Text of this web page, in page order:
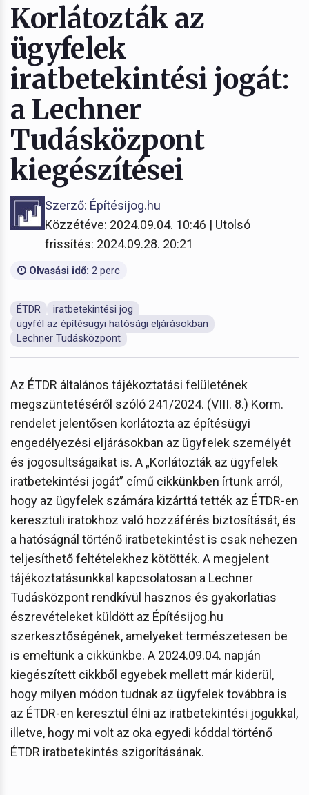
Korlátozták az
ügyfelek
iratbetekintési jogát:
a Lechner
Tudásközpont
kiegészítései
Szerző: Építésijog.hu
Közzétéve: 2024.09.04. 10:46 | Utolsó
frissítés: 2024.09.28. 20:21
Olvasási idő: 2 perc
ÉTDR
iratbetekintési jog
ügyfél az építésügyi hatósági eljárásokban
Lechner Tudásközpont
Az ÉTDR általános tájékoztatási felületének
megszüntetéséről szóló 241/2024. (VIII. 8.) Korm.
rendelet jelentősen korlátozta az építésügyi
engedélyezési eljárásokban az ügyfelek személyét
és jogosultságaikat is. A „Korlátozták az ügyfelek
iratbetekintési jogát” című cikkünkben írtunk arról,
hogy az ügyfelek számára kizárttá tették az ÉTDR-en
keresztüli iratokhoz való hozzáférés biztosítását, és
a hatóságnál történő iratbetekintést is csak nehezen
teljesíthető feltételekhez kötötték. A megjelent
tájékoztatásunkkal kapcsolatosan a Lechner
Tudásközpont rendkívül hasznos és gyakorlatias
észrevételeket küldött az Építésijog.hu
szerkesztőségének, amelyeket természetesen be
is emeltünk a cikkünkbe. A 2024.09.04. napján
kiegészített cikkből egyebek mellett már kiderül,
hogy milyen módon tudnak az ügyfelek továbbra is
az ÉTDR-en keresztül élni az iratbetekintési jogukkal,
illetve, hogy mi volt az oka egyedi kóddal történő
ÉTDR iratbetekintés szigorításának.